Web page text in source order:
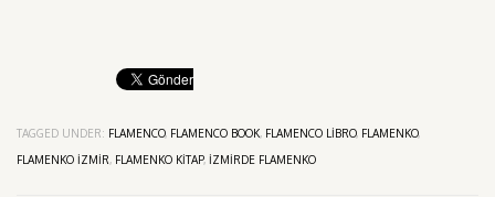
TAGGED UNDER: FLAMENCO, FLAMENCO BOOK, FLAMENCO LIBRO, FLAMENKO,
FLAMENKO IZMIR, FLAMENKO KITAP, IZMIRDE FLAMENKO